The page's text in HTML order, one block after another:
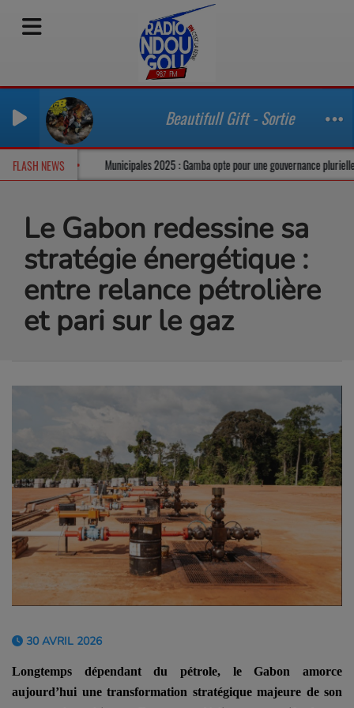
Beautifull Gift - Sortie - Stereo
FLASH NEWS
un climat tendu Municipales 2025 : Gamba opte pour une gouvernance
Le Gabon redessine sa
stratégie énergétique :
entre relance pétrolière
et pari sur le gaz
30 AVRIL 2026
Longtemps dépendant du pétrole, le Gabon amorce
aujourd’hui une transformation stratégique majeure de son